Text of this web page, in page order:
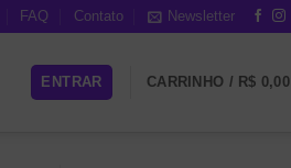
FAQ Contato Newsletter
ENTRAR CARRINHO / R$ 0,00